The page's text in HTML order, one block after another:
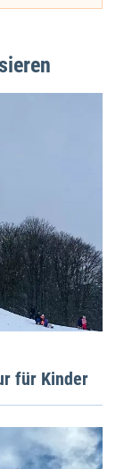
für Kinder